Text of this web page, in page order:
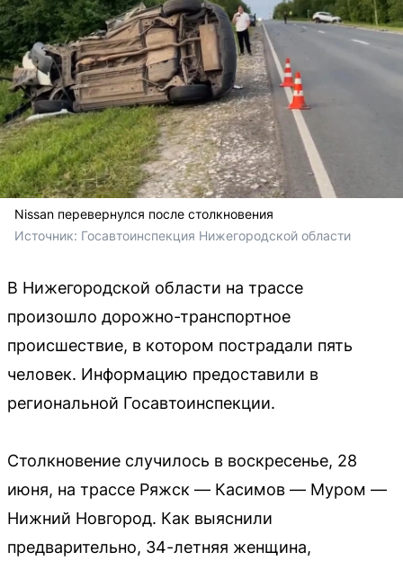
Nissan перевернулся после столкновения
Источник: Госавтоинспекция Нижегородской области
В Нижегородской области на трассе
произошло дорожно-транспортное
происшествие, в котором пострадали пять
человек. Информацию предоставили в
региональной Госавтоинспекции.
Столкновение случилось в воскресенье, 28
июня, на трассе Ряжск — Касимов — Муром —
Нижний Новгород. Как выяснили
предварительно, 34-летняя женщина,